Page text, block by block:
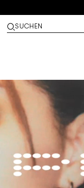
SUCHEN